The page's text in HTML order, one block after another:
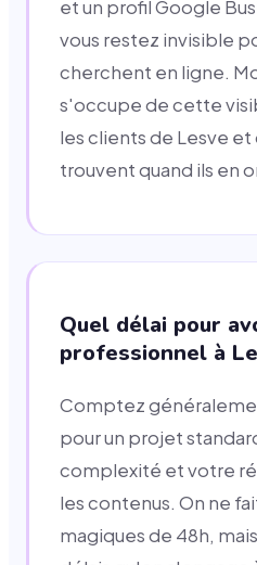
et un profil Google
vous restez invisible
cherchent en ligne.
s'occupe de cette
les clients de Lesve et
trouvent quand ils en
Quel délai pour
professionnel à
Comptez
pour un projet
complexité et votre
les contenus. On ne
magiques de 48h,